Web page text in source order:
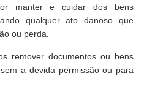
manter e cuidar dos bens
qualquer ato danoso que
ou perda.
remover documentos ou bens
a devida permissão ou para